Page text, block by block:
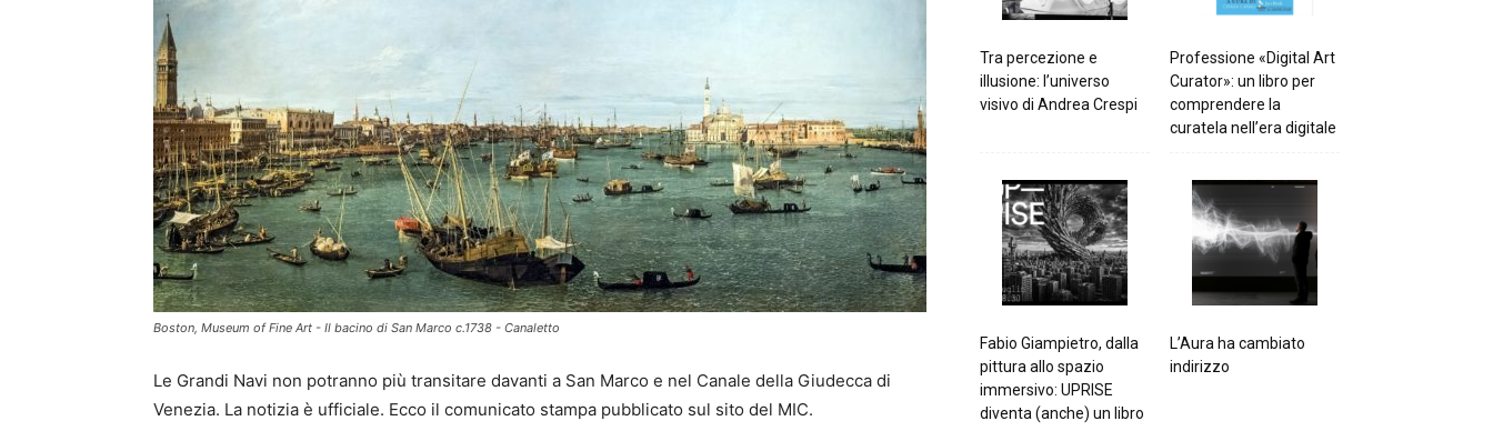
Boston, Museum of Fine Art - Il bacino di San Marco c.1738 - Canaletto
Le Grandi Navi non potranno più transitare davanti a San Marco e nel Canale della Giudecca di
Venezia. La notizia è ufficiale. Ecco il comunicato stampa pubblicato sul sito del MIC.
Tra percezione e
illusione: l’universo
visivo di Andrea Crespi
Professione «Digital Art
Curator»: un libro per
comprendere la
curatela nell’era digitale
Fabio Giampietro, dalla
pittura allo spazio
immersivo: UPRISE
diventa (anche) un libro
L’Aura ha cambiato
indirizzo